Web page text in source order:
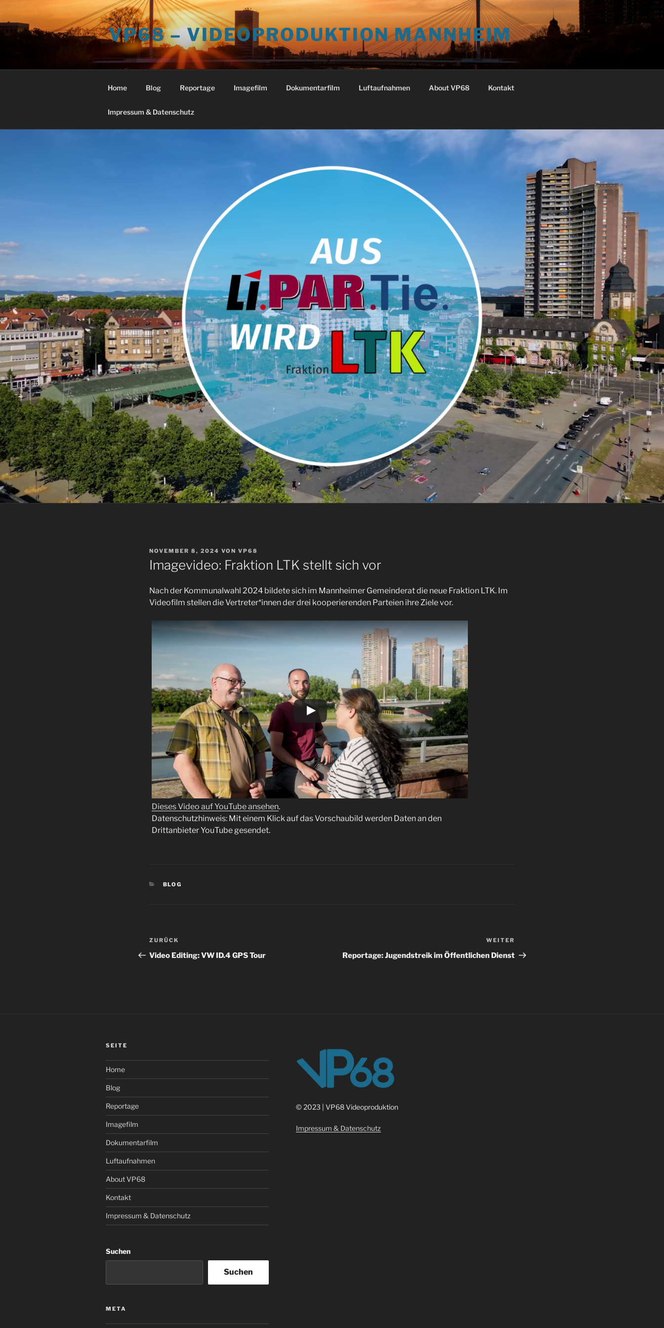
Inhalt
springen
VP68 – VIDEOPRODUKTION MANNHEIM
Home Blog Reportage Imagefilm Dokumentarfilm Luftaufnahmen About VP68 Kontakt
Impressum & Datenschutz
VERÖFFENTLICHT
AM
NOVEMBER 8, 2024 VON VP68
Imagevideo: Fraktion LTK stellt sich vor
Nach der Kommunalwahl 2024 bildete sich im Mannheimer Gemeinderat die neue Fraktion LTK. Im
Videofilm stellen die Vertreter*innen der drei kooperierenden Parteien ihre Ziele vor.
Dieses Video auf YouTube ansehen.
Datenschutzhinweis: Mit einem Klick auf das Vorschaubild werden Daten an den
Drittanbieter YouTube gesendet.
KATEGORIEN
BLOG
Beitragsnavigation
Vorheriger
Beitrag
ZURÜCK
Video Editing: VW ID.4 GPS Tour
Beitrag
WEITER
Reportage: Jugendstreik im Öffentlichen Dienst
SEITE
Home
Blog
Reportage
Imagefilm
Dokumentarfilm
Luftaufnahmen
About VP68
Kontakt
Impressum & Datenschutz
Suchen
Suchen
META
© 2023 | VP68 Videoproduktion
Impressum & Datenschutz